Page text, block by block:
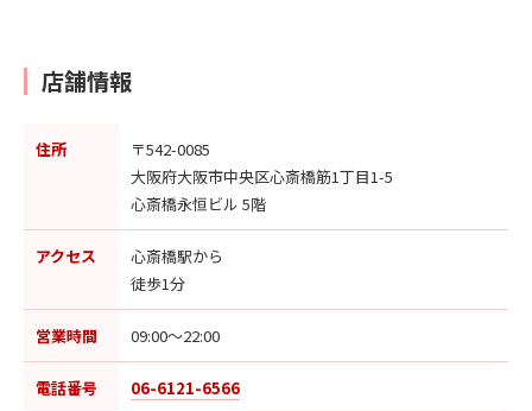
店舗情報
住所
〒542-0085
大阪府大阪市中央区心斎橋筋1丁目1-5
心斎橋永恒ビル 5階
アクセス
心斎橋駅から
徒歩1分
営業時間 09:00〜22:00
電話番号 06-6121-6566